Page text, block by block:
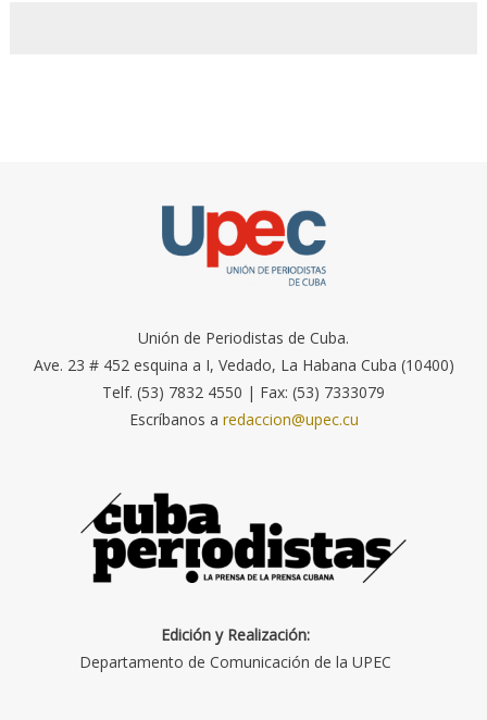
Unión de Periodistas de Cuba.
Ave. 23 # 452 esquina a I, Vedado, La Habana Cuba (10400)
Telf. (53) 7832 4550 | Fax: (53) 7333079
Escríbanos a redaccion@upec.cu
Edición y Realización:
Departamento de Comunicación de la UPEC